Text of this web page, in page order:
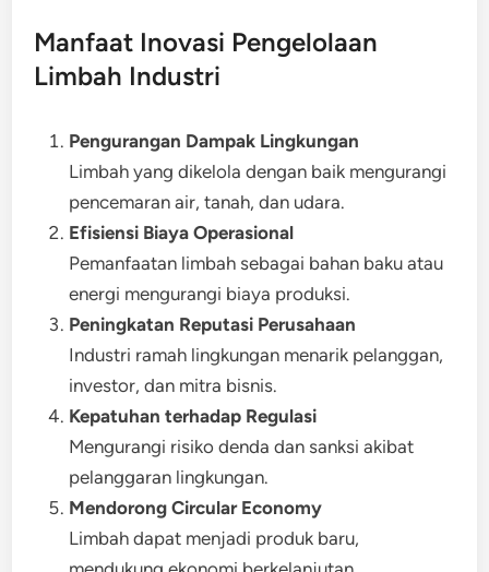
Manfaat Inovasi Pengelolaan
Limbah Industri
Pengurangan Dampak Lingkungan
Limbah yang dikelola dengan baik mengurangi
pencemaran air, tanah, dan udara.
Efisiensi Biaya Operasional
Pemanfaatan limbah sebagai bahan baku atau
energi mengurangi biaya produksi.
Peningkatan Reputasi Perusahaan
Industri ramah lingkungan menarik pelanggan,
investor, dan mitra bisnis.
Kepatuhan terhadap Regulasi
Mengurangi risiko denda dan sanksi akibat
pelanggaran lingkungan.
Mendorong Circular Economy
Limbah dapat menjadi produk baru,